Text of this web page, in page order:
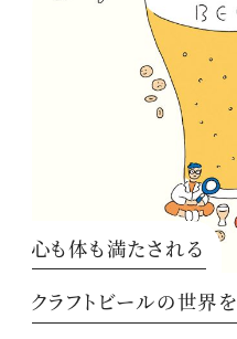
心も体も満たされる
クラフトビールの世界を